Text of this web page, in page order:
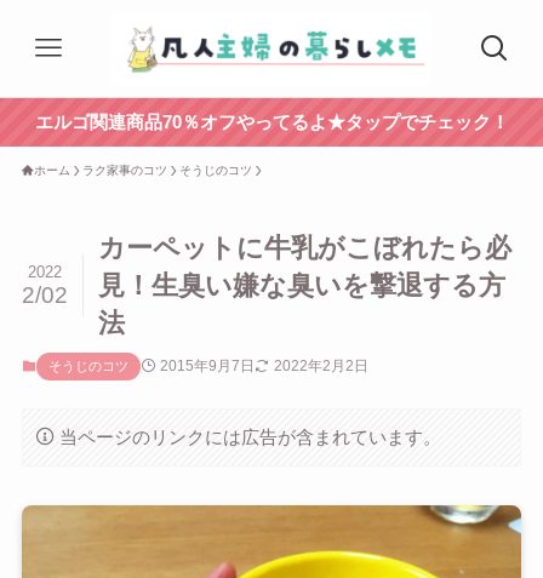
エルゴ関連商品70％オフやってるよ★タップでチェック！
ホーム ラク家事のコツ そうじのコツ
カーペットに牛乳がこぼれたら必
見！生臭い嫌な臭いを撃退する方
法
2022
2/02
そうじのコツ 2015年9月7日 2022年2月2日
当ページのリンクには広告が含まれています。